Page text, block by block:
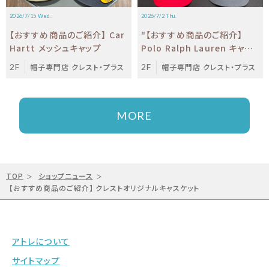
2026/7/15 Wed.
【おすすめ商品のご紹介】 Car
Hartt メッシュキャップ
2F 帽子専門店 クレスト・プラス
2026/7/2 Thu.
"【おすすめ商品のご紹介】
Polo Ralph Lauren キャッ
2F 帽子専門店 クレスト・プラス
MORE
TOP
ショップニュース
【おすすめ商品のご紹介】 クレストオリジナルキャスケット
アトレについて
サイトマップ